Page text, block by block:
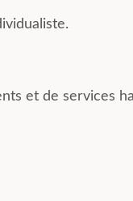
et de services